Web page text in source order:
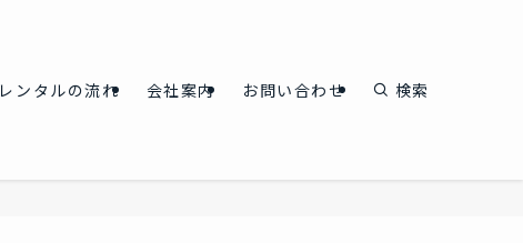
レンタルの流れ 会社案内 お問い合わせ 検索